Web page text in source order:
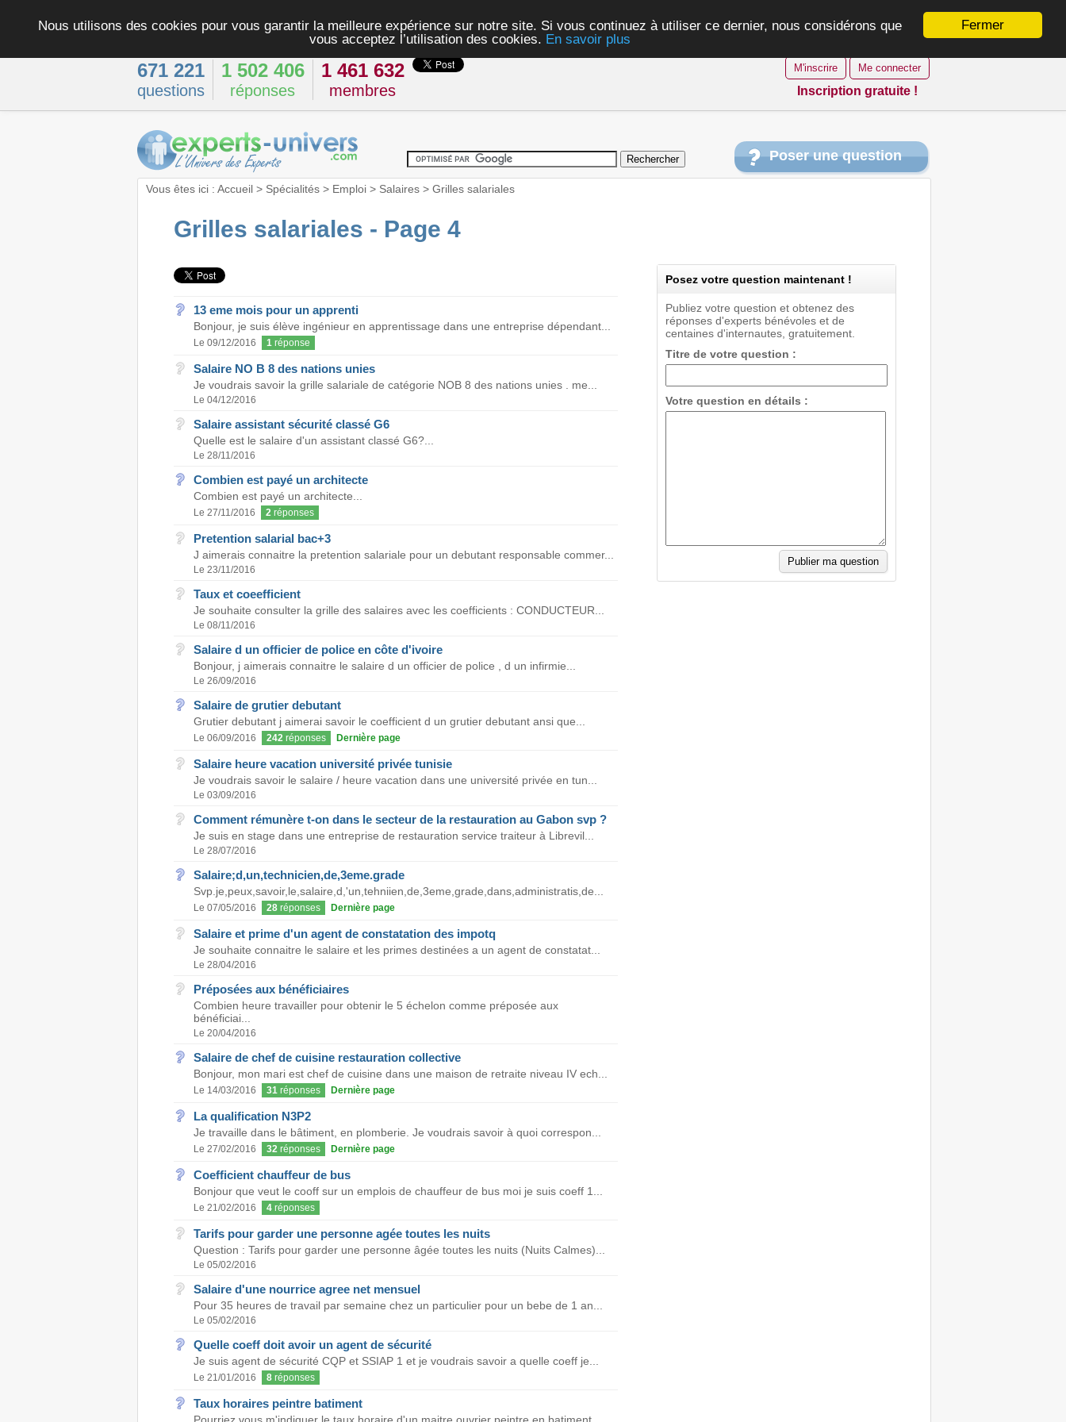
Fermer
Nous utilisons des cookies pour vous garantir la meilleure expérience sur notre site. Si vous continuez à utiliser ce dernier, nous considérons que
vous acceptez l’utilisation des cookies. En savoir plus
671 221
questions
1 502 406
réponses
1 461 632
membres
M'inscrire Me connecter
Inscription gratuite !
Poser une question
Vous êtes ici : Accueil> Spécialités> Emploi> Salaires> Grilles salariales
Grilles salariales - Page 4
13 eme mois pour un apprenti
Bonjour, je suis élève ingénieur en apprentissage dans une entreprise dépendant...
Le 09/12/2016 1réponse
Salaire NO B 8 des nations unies
Je voudrais savoir la grille salariale de catégorie NOB 8 des nations unies . me...
Le 04/12/2016
Salaire assistant sécurité classé G6
Quelle est le salaire d'un assistant classé G6?...
Le 28/11/2016
Combien est payé un architecte
Combien est payé un architecte...
Le 27/11/2016 2réponses
Pretention salarial bac+3
J aimerais connaitre la pretention salariale pour un debutant responsable commer...
Le 23/11/2016
Taux et coeefficient
Je souhaite consulter la grille des salaires avec les coefficients : CONDUCTEUR...
Le 08/11/2016
Salaire d un officier de police en côte d'ivoire
Bonjour, j aimerais connaitre le salaire d un officier de police , d un infirmie...
Le 26/09/2016
Salaire de grutier debutant
Grutier debutant j aimerai savoir le coefficient d un grutier debutant ansi que...
Le 06/09/2016 242réponses Dernière page
Salaire heure vacation université privée tunisie
Je voudrais savoir le salaire / heure vacation dans une université privée en tun...
Le 03/09/2016
Comment rémunère t-on dans le secteur de la restauration au Gabon svp ?
Je suis en stage dans une entreprise de restauration service traiteur à Librevil...
Le 28/07/2016
Salaire;d,un,technicien,de,3eme.grade
Svp.je,peux,savoir,le,salaire,d,'un,tehniien,de,3eme,grade,dans,administratis,de...
Le 07/05/2016 28réponses Dernière page
Salaire et prime d'un agent de constatation des impotq
Je souhaite connaitre le salaire et les primes destinées a un agent de constatat...
Le 28/04/2016
Préposées aux bénéficiaires
Combien heure travailler pour obtenir le 5 échelon comme préposée aux
bénéficiai...
Le 20/04/2016
Salaire de chef de cuisine restauration collective
Bonjour, mon mari est chef de cuisine dans une maison de retraite niveau IV ech...
Le 14/03/2016 31réponses Dernière page
La qualification N3P2
Je travaille dans le bâtiment, en plomberie. Je voudrais savoir à quoi correspon...
Le 27/02/2016 32réponses Dernière page
Coefficient chauffeur de bus
Bonjour que veut le cooff sur un emplois de chauffeur de bus moi je suis coeff 1...
Le 21/02/2016 4réponses
Tarifs pour garder une personne agée toutes les nuits
Question : Tarifs pour garder une personne âgée toutes les nuits (Nuits Calmes)...
Le 05/02/2016
Salaire d'une nourrice agree net mensuel
Pour 35 heures de travail par semaine chez un particulier pour un bebe de 1 an...
Le 05/02/2016
Quelle coeff doit avoir un agent de sécurité
Je suis agent de sécurité CQP et SSIAP 1 et je voudrais savoir a quelle coeff je...
Le 21/01/2016 8réponses
Taux horaires peintre batiment
Posez votre question maintenant !
Publiez votre question et obtenez des
réponses d'experts bénévoles et de
centaines d'internautes, gratuitement.
Titre de votre question :
Votre question en détails :